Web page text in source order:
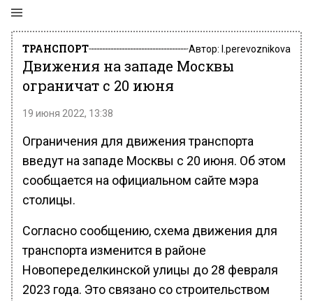
ТРАНСПОРТ Автор: l.perevoznikova
Движения на западе Москвы
ограничат с 20 июня
19 июня 2022, 13:38
Ограничения для движения транспорта
введут на западе Москвы с 20 июня. Об этом
сообщается на официальном сайте мэра
столицы.
Согласно сообщению, схема движения для
транспорта изменится в районе
Новопеределкинской улицы до 28 февраля
2023 года. Это связано со строительством